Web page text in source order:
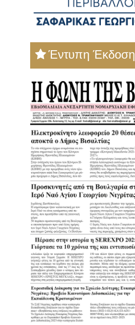
Έντυπη Έκδοση